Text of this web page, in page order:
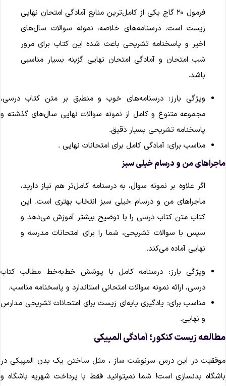
فرمول ۲۰ گاج یکی از کامل‌ترین منابع آمادگی امتحان نهایی
زیست است. درسنامه‌های خلاصه، نمونه سوالات سال‌های
اخیر و پاسخنامه تشریحی باعث شده این کتاب برای مرور
شب امتحان و آمادگی امتحان نهایی گزینه بسیار مناسبی
باشد.
ویژگی بارز: درسنامه‌های خوب و منطبق بر متن کتاب درسی،
مجموعه متنوع و کامل از نمونه سوالات نهایی سال‌های گذشته و
پاسخنامه تشریحی بسیار دقیق.
مناسب برای: آمادگی کامل برای امتحانات نهایی .
من و درسام خیلی سبز
اگر علاوه بر نمونه سوال، به درسنامه کامل‌تر هم نیاز دارید،
ماجراهای من و درسام خیلی سبز انتخاب بهتری است. این
کتاب متن کتاب درسی را با توضیح بیشتر آموزش می‌دهد و
سپس با سوالات تشریحی، شما را برای امتحانات مدرسه و
نهایی آماده می‌کند.
ویژگی بارز: درسنامه کامل با پوشش خط‌به‌خط مطالب کتاب
درسی، ارائه نمونه سوالات امتحانی استاندارد و پاسخنامه مناسب.
مناسب برای: یادگیری پایه‌ای زیست برای امتحانات تشریحی مدارس
و نهایی.
زیست کنکور؛ آمادگی المپیکی
در این درس سرنوشت ساز ، مثل ساختن یک بدن المپیکی در
بدنسازی است! شما نمیتوانید فقط با پرداخت شهریه باشگاه و